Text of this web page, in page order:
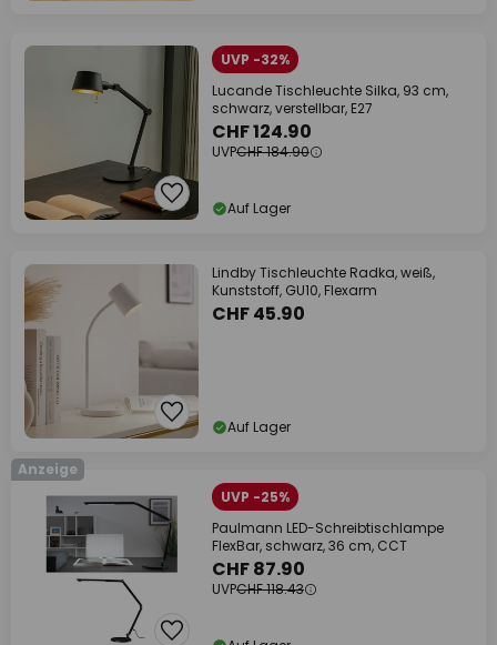
UVP -32%
Lucande Tischleuchte Silka, 93 cm,
schwarz, verstellbar, E27
CHF 124.90
UVPCHF 184.90
Auf Lager
Lindby Tischleuchte Radka, weiß,
Kunststoff, GU10, Flexarm
CHF 45.90
Auf Lager
Anzeige
UVP -25%
Paulmann LED-Schreibtischlampe
FlexBar, schwarz, 36 cm, CCT
CHF 87.90
UVPCHF 118.43